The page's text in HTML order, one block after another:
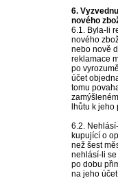
6.
nového
6.1. Byla-li
nového
nebo nově
reklamace
po
účet
tomu
lhůtu k
6.2.
kupující o
než šest
nehlásí-li
po dobu
na jeho